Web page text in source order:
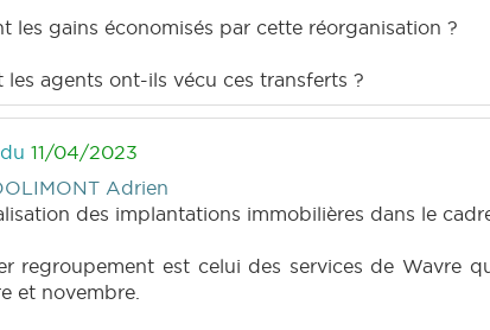
les gains économisés par cette réorganisation ?
les agents ont-ils vécu ces transferts ?
11/04/2023
Adrien
des implantations immobilières dans le
regroupement est celui des services de Wavre
et novembre.